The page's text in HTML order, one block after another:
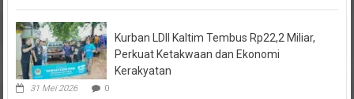
Kurban LDII Kaltim Tembus Rp22,2 Miliar,
Perkuat Ketakwaan dan Ekonomi
Kerakyatan
31 Mei 2026 0